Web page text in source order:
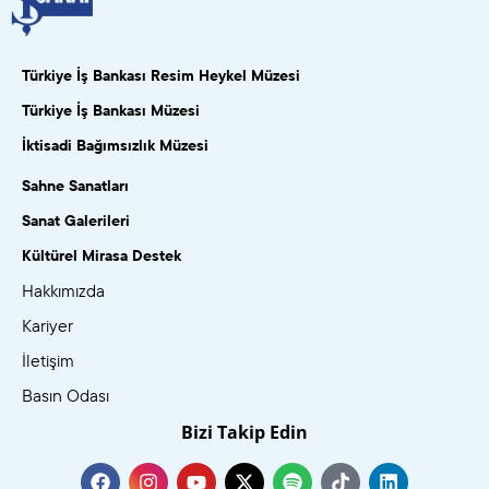
Türkiye İş Bankası Resim Heykel Müzesi
Türkiye İş Bankası Müzesi
İktisadi Bağımsızlık Müzesi
Sahne Sanatları
Sanat Galerileri
Kültürel Mirasa Destek
Hakkımızda
Kariyer
İletişim
Basın Odası
Bizi Takip Edin